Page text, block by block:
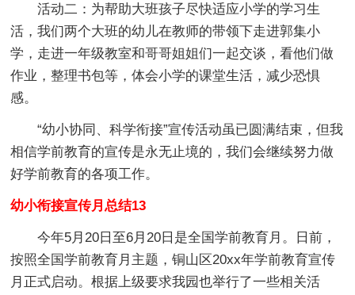
活动二：为帮助大班孩子尽快适应小学的学习生
活，我们两个大班的幼儿在教师的带领下走进郭集小
学，走进一年级教室和哥哥姐姐们一起交谈，看他们做
作业，整理书包等，体会小学的课堂生活，减少恐惧
感。
“幼小协同、科学衔接”宣传活动虽已圆满结束，但我
相信学前教育的宣传是永无止境的，我们会继续努力做
好学前教育的各项工作。
幼小衔接宣传月总结13
今年5月20日至6月20日是全国学前教育月。日前，
按照全国学前教育月主题，铜山区20xx年学前教育宣传
月正式启动。根据上级要求我园也举行了一些相关活